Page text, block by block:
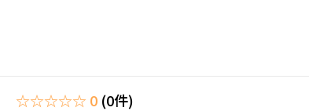
☆☆☆☆☆ 0 (0件)